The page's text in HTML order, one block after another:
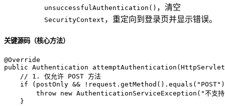
unsuccessfulAuthentication() ，清空
SecurityContext ，重定向到登录页并显示错误。
关键源码（核心方法）
@Override
public Authentication attemptAuthentication
// 1. 仅允许 POST 方法
if (postOnly && !request.getMethod().equals( "POST"
throw new AuthenticationServiceException ( "不支
    }